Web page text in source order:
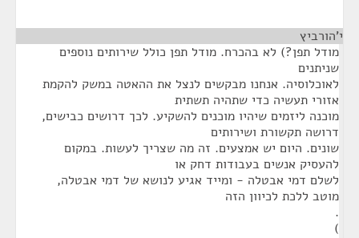
י'הורביץ
מודל תפן?) לא בהכרח. מודל תפן כולל שירותים נוספים
שניתנים
לאוכלוסיה. אנחנו מבקשים לנצל את ההאטה במשק להקמת
אזורי תעשיה כדי שתהיה תשתית
מוכנה ליזמים שיהיו מוכנים להשקיע. לכך דרושים כבישים,
דרושה תקשורת ושירותים
שונים. היום יש אמצעים. זה מה שצריך לעשות. במקום
להעסיק אנשים בעבודות דחק או
לשלם דמי אבטלה - ומייד אגיע לנושא של דמי אבטלה,
מוטב ללכת לכיוון הזה
.
)